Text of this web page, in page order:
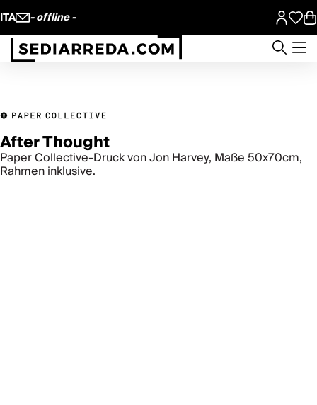
ITA - offline -
After Thought
Paper Collective-Druck von Jon Harvey, Maße 50x70cm,
Rahmen inklusive.